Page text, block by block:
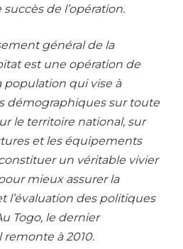
de l’opération.
général de la
est une opération de
qui vise à
démographiques sur toute
le territoire national, sur
et les équipements
un véritable vivier
mieux assurer la
l’évaluation des politiques
Togo, le dernier
à 2010.